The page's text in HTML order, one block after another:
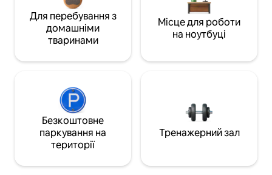
Для перебування з
домашніми
тваринами
Місце для роботи
на ноутбуці
Безкоштовне
паркування на
території
Тренажерний зал